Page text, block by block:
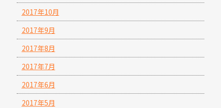
2017年10月
2017年9月
2017年8月
2017年7月
2017年6月
2017年5月